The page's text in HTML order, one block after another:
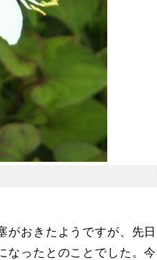
おきたようですが、先日
なったとのことでした。今